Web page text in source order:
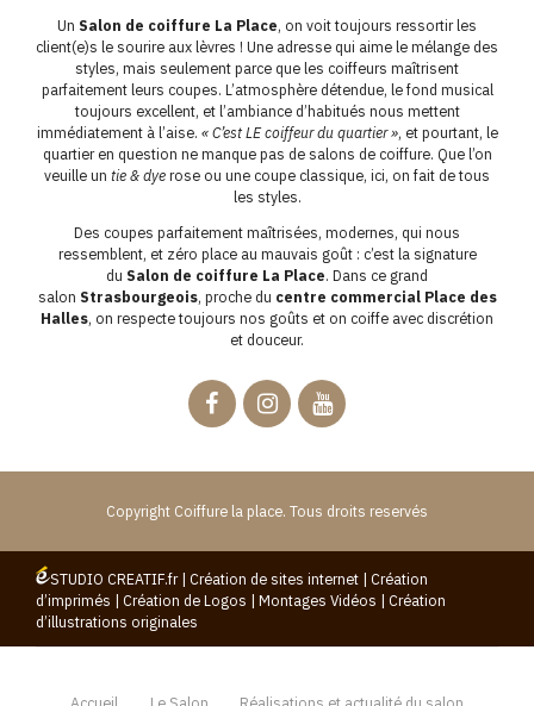
Un Salon de coiffure La Place, on voit toujours ressortir les
client(e)s le sourire aux lèvres ! Une adresse qui aime le mélange des
styles, mais seulement parce que les coiffeurs maîtrisent
parfaitement leurs coupes. L’atmosphère détendue, le fond musical
toujours excellent, et l’ambiance d’habitués nous mettent
immédiatement à l’aise. « C’est LE coiffeur du quartier », et pourtant, le
quartier en question ne manque pas de salons de coiffure. Que l’on
veuille un tie & dyerose ou une coupe classique, ici, on fait de tous
les styles.
Des coupes parfaitement maîtrisées, modernes, qui nous
ressemblent, et zéro place au mauvais goût : c’est la signature
du Salon de coiffure La Place. Dans ce grand
salon Strasbourgeois, proche du centre commercial Place des
Halles, on respecte toujours nos goûts et on coiffe avec discrétion
et douceur.
Copyright Coiffure la place. Tous droits reservés
STUDIO CREATIF.fr| Création de sites internet | Création
d’imprimés | Création de Logos | Montages Vidéos | Création
d’illustrations originales